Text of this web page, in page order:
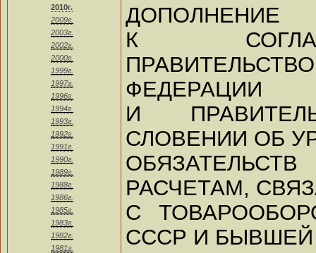
2010г.
2009г.
2003г.
2002г.
2000г.
1999г.
1997г.
1996г.
1994г.
1993г.
1992г.
1991г.
1990г.
1989г.
1988г.
1986г.
1985г.
1983г.
1982г.
1981г.
ДОПОЛНЕНИЕ
К
ФЕДЕРАЦИИ
И
СЛОВЕНИИ ОБ
РАСЧЕТАМ,
С
СССР И